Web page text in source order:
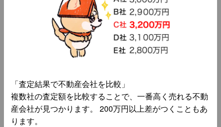
「査定結果で不動産会社を比較」
複数社の査定額を比較することで、一番高く売れる不動
産会社が見つかります。 200万円以上差がつくこともあ
ります。